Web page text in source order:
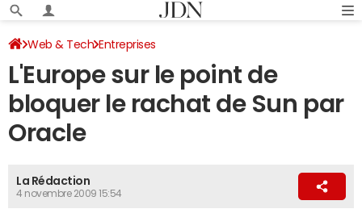
Web & Tech Entreprises
L'Europe sur le point de
bloquer le rachat de Sun par
Oracle
La Rédaction
4 novembre 2009 15:54